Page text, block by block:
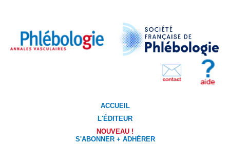
ACCUEIL
L'ÉDITEUR
NOUVEAU !
S'ABONNER + ADHÉRER